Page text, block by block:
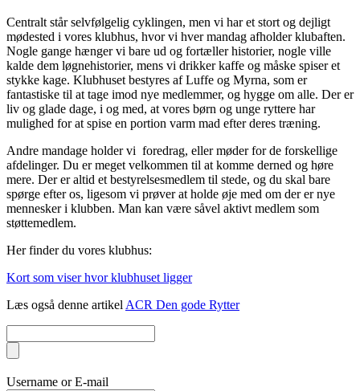
Centralt står selvfølgelig cyklingen, men vi har et stort og dejligt
mødested i vores klubhus, hvor vi hver mandag afholder klubaften.
Nogle gange hænger vi bare ud og fortæller historier, nogle ville
kalde dem løgnehistorier, mens vi drikker kaffe og måske spiser et
stykke kage. Klubhuset bestyres af Luffe og Myrna, som er
fantastiske til at tage imod nye medlemmer, og hygge om alle. Der er
liv og glade dage, i og med, at vores børn og unge ryttere har
mulighed for at spise en portion varm mad efter deres træning.
Andre mandage holder vi foredrag, eller møder for de forskellige
afdelinger. Du er meget velkommen til at komme derned og høre
mere. Der er altid et bestyrelsesmedlem til stede, og du skal bare
spørge efter os, ligesom vi prøver at holde øje med om der er nye
mennesker i klubben. Man kan være såvel aktivt medlem som
støttemedlem.
Her finder du vores klubhus:
Kort som viser hvor klubhuset ligger
Læs også denne artikel ACR Den gode Rytter
Username or E-mail